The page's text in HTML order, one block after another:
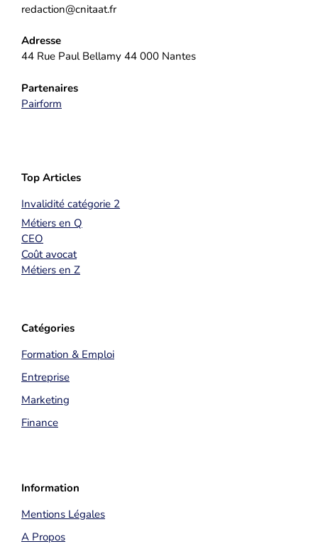
redaction@cnitaat.fr
Adresse
44 Rue Paul Bellamy 44 000 Nantes
Partenaires
Pairform
Top Articles
Invalidité catégorie 2
Métiers en Q
CEO
Coût avocat
Métiers en Z
Catégories
Formation & Emploi
Entreprise
Marketing
Finance
Information
Mentions Légales
A Propos